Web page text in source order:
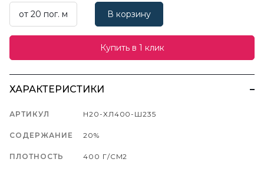
от 20 пог. м В корзину
Купить в 1 клик
ХАРАКТЕРИСТИКИ
АРТИКУЛ Н20-ХЛ400-Ш235
СОДЕРЖАНИЕ 20%
ПЛОТНОСТЬ 400 Г/СМ2